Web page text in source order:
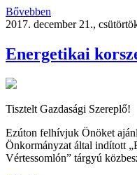
Bővebben
2017. december 21.,
Energetikai
Tisztelt Gazdasági Szereplő!
Ezúton felhívjuk Önöket
Önkormányzat által indított
Vértessomlón” tárgyú